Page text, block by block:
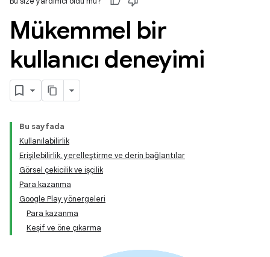
Mükemmel bir
kullanıcı deneyimi
Bu sayfada
Kullanılabilirlik
Erişilebilirlik, yerelleştirme ve derin bağlantılar
Görsel çekicilik ve işçilik
Para kazanma
Google Play yönergeleri
Para kazanma
Keşif ve öne çıkarma